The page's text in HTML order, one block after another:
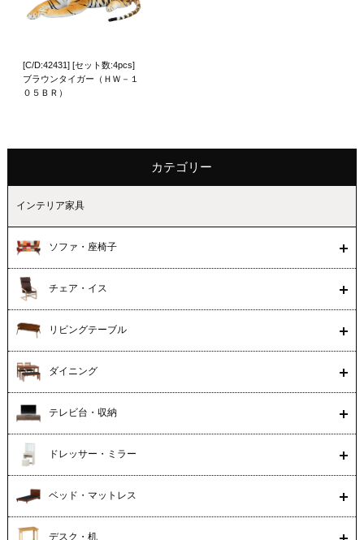
[C/D:42431] [セット数:4pcs]
ブラウンタイガー（ＨＷ－１
０５ＢＲ）
カテゴリー
インテリア家具
ソファ・座椅子
チェア・イス
リビングテーブル
ダイニング
テレビ台・収納
ドレッサー・ミラー
ベッド・マットレス
デスク・机